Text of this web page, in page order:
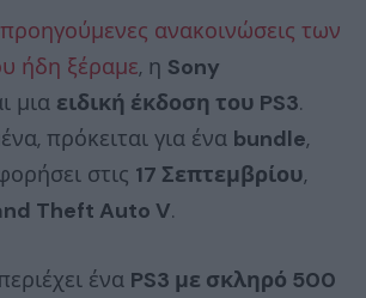
προηγούμενες ανακοινώσεις των
ήδη ξέραμε, η Sony
μια ειδική έκδοση του PS3.
πρόκειται για ένα bundle,
στις 17 Σεπτεμβρίου,
Theft Auto V.
ένα PS3 με σκληρό 500